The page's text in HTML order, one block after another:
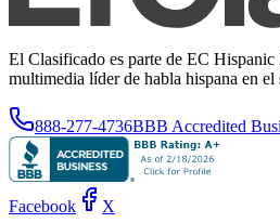
El Clasificado es parte de EC Hispanic
multimedia líder de habla hispana en
888-277-4736BBB Accredited
Facebook X